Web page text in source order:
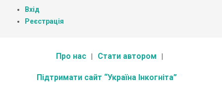
Вхід
Реєстрація
Про нас Стати автором
Підтримати сайт “Україна Інкогніта”